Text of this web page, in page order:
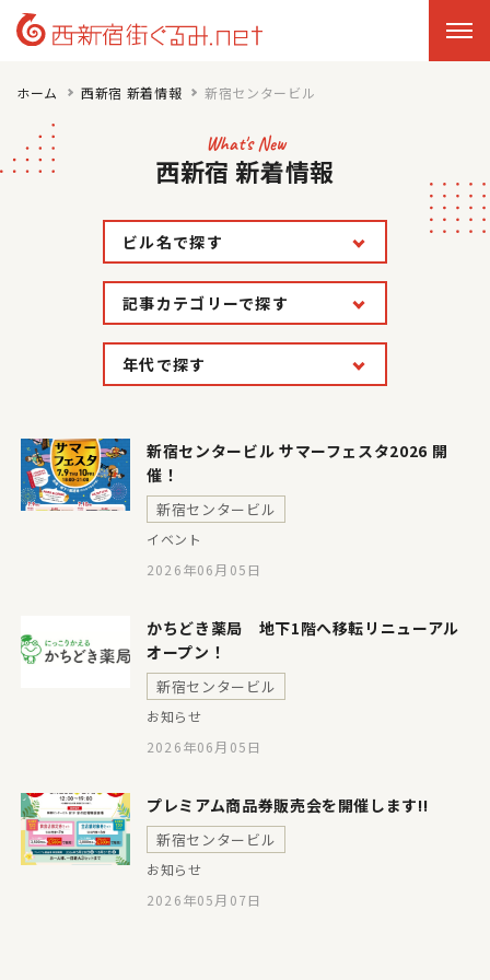
ホーム 西新宿 新着情報 新宿センタービル
What's New
西新宿 新着情報
ビル名で探す
記事カテゴリーで探す
年代で探す
新宿センタービル サマーフェスタ2026 開
催！
新宿センタービル
イベント
2026年06月05日
かちどき薬局 地下1階へ移転リニューアル
オープン！
新宿センタービル
お知らせ
2026年06月05日
プレミアム商品券販売会を開催します!!
新宿センタービル
お知らせ
2026年05月07日